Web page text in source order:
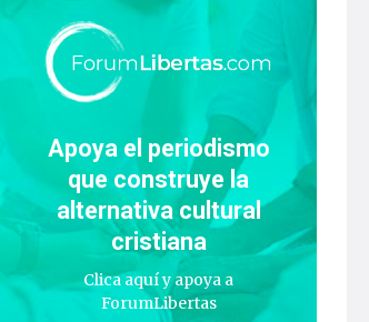
Apoya el periodismo
que construye la
alternativa cultural
cristiana
Clica aquí y apoya a
ForumLibertas